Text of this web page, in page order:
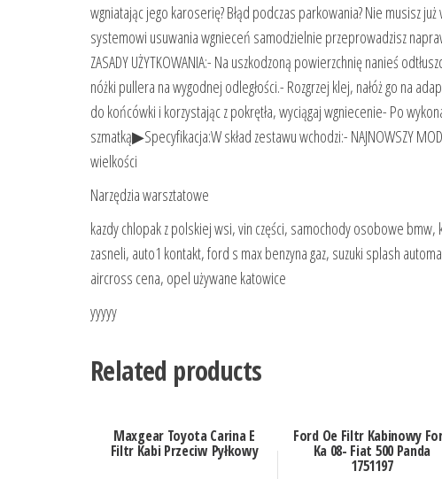
wgniatając jego karoserię? Błąd podczas parkowania? Nie musisz
systemowi usuwania wgnieceń samodzielnie przeprowadzisz
ZASADY UŻYTKOWANIA:- Na uszkodzoną powierzchnię nanieś
nóżki pullera na wygodnej odległości.- Rozgrzej klej, nałóż go na
do końcówki i korzystając z pokrętła, wyciągaj wgniecenie- Po
szmatką▶Specyfikacja:W skład zestawu wchodzi:- NAJNOWSZY
wielkości
Narzędzia warsztatowe
kazdy chlopak z polskiej wsi, vin części, samochody osobowe
zasneli, auto1 kontakt, ford s max benzyna gaz, suzuki splash
aircross cena, opel używane katowice
yyyyy
Related products
Maxgear Toyota Carina E
Filtr Kabi Przeciw Pyłkowy
Ford Oe Filtr Kabinowy
Ka 08- Fiat 500 Panda
1751197